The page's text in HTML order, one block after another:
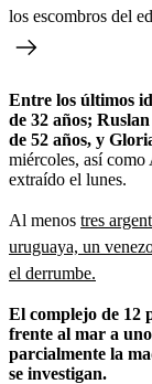
los escombros del
Entre los últimos
de 32 años;
de 52 años, y
miércoles, así como
extraído el lunes.
Al menos tres
uruguaya, un
el derrumbe.
El complejo de 12
frente al mar a
parcialmente la
se investigan.